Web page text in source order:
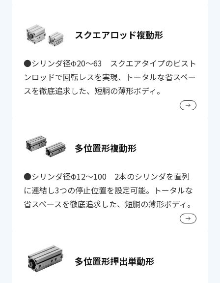
スクエアロッド複動形
●シリンダ径Φ20～63 スクエアタイプのピスト
ンロッドで回転レスを実現、トータルな省スペー
スを徹底追求した、短胴の薄形ボディ。
多位置形複動形
●シリンダ径Φ12～100 2本のシリンダを直列
に連結し3つの停止位置を設定可能。トータルな
省スペースを徹底追求した、短胴の薄形ボディ。
多位置形押出単動形